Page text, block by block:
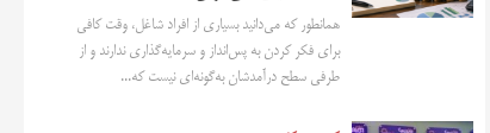
همانطور که می‌دانید بسیاری از افراد شاغل، وقت کافی
برای فکر کردن به پس‌انداز و سرمایه‌گذاری ندارند و از
طرفی سطح درآمدشان به‌گونه‌ای نیست که...